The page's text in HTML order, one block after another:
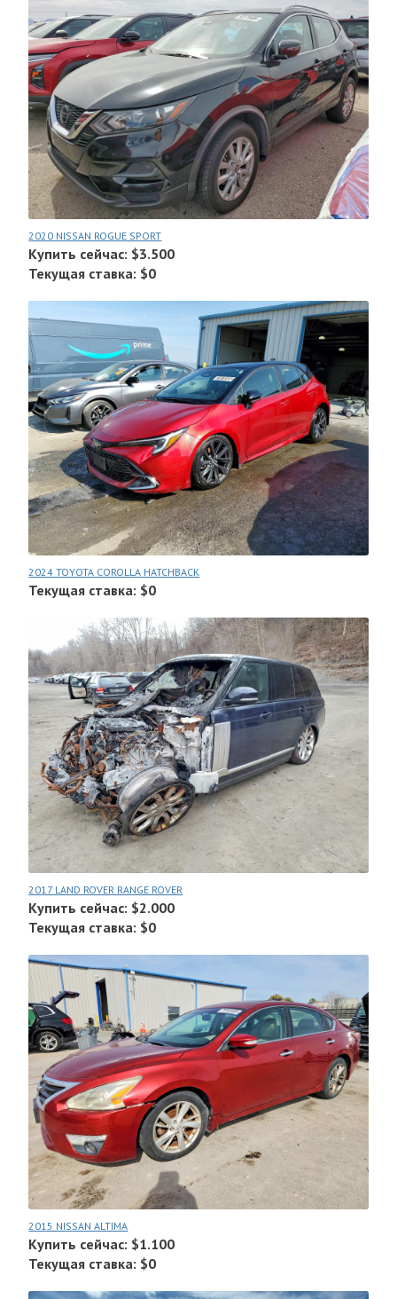
2020 NISSAN ROGUE SPORT
Купить сейчас: $3.500
Текущая ставка: $0
2024 TOYOTA COROLLA HATCHBACK
Текущая ставка: $0
2017 LAND ROVER RANGE ROVER
Купить сейчас: $2.000
Текущая ставка: $0
2015 NISSAN ALTIMA
Купить сейчас: $1.100
Текущая ставка: $0